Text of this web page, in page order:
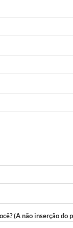
(A não inserção